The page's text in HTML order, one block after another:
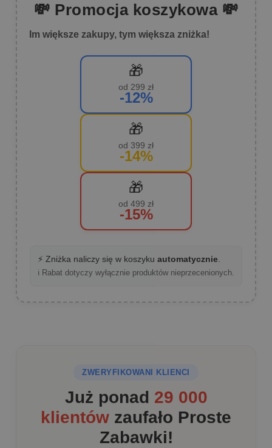
💸 Promocja koszykowa 💸
Im większe zakupy, tym większa zniżka!
🎁
od 299 zł
-12%
🎁
od 399 zł
-14%
🎁
od 499 zł
-15%
⚡ Zniżka naliczy się w koszyku automatycznie.
ℹ️ Rabat dotyczy wyłącznie produktów nieprzecenionych.
ZWERYFIKOWANI KLIENCI
Już ponad 29 000
klientów zaufało Proste
Zabawki!